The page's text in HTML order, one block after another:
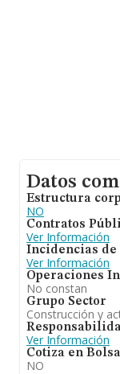
Datos
Estructura
NO
Contratos
Ver Información
Incidencias de
Ver Información
Operaciones
No constan
Grupo Sector
Construcción y
Ver Información
Cotiza en Bolsa
NO